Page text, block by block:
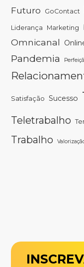
Futuro GoContact
Liderança Marketing
Omnicanal
Pandemia
Satisfação Sucesso
Teletrabalho
Trabalho